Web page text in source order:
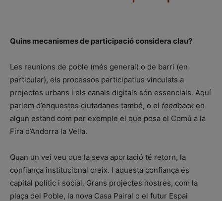
Quins mecanismes de participació considera clau?
Les reunions de poble (més general) o de barri (en
particular), els processos participatius vinculats a
projectes urbans i els canals digitals són essencials. Aquí
parlem d’enquestes ciutadanes també, o el feedback en
algun estand com per exemple el que posa el Comú a la
Fira d’Andorra la Vella.
Quan un veí veu que la seva aportació té retorn, la
confiança institucional creix. I aquesta confiança és
capital polític i social. Grans projectes nostres, com la
plaça del Poble, la nova Casa Pairal o el futur Espai